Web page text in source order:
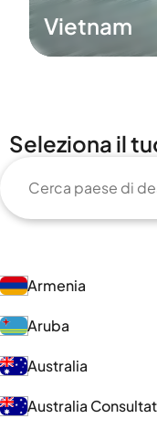
Vietnam
Seleziona il
Armenia
Aruba
Australia
Australia